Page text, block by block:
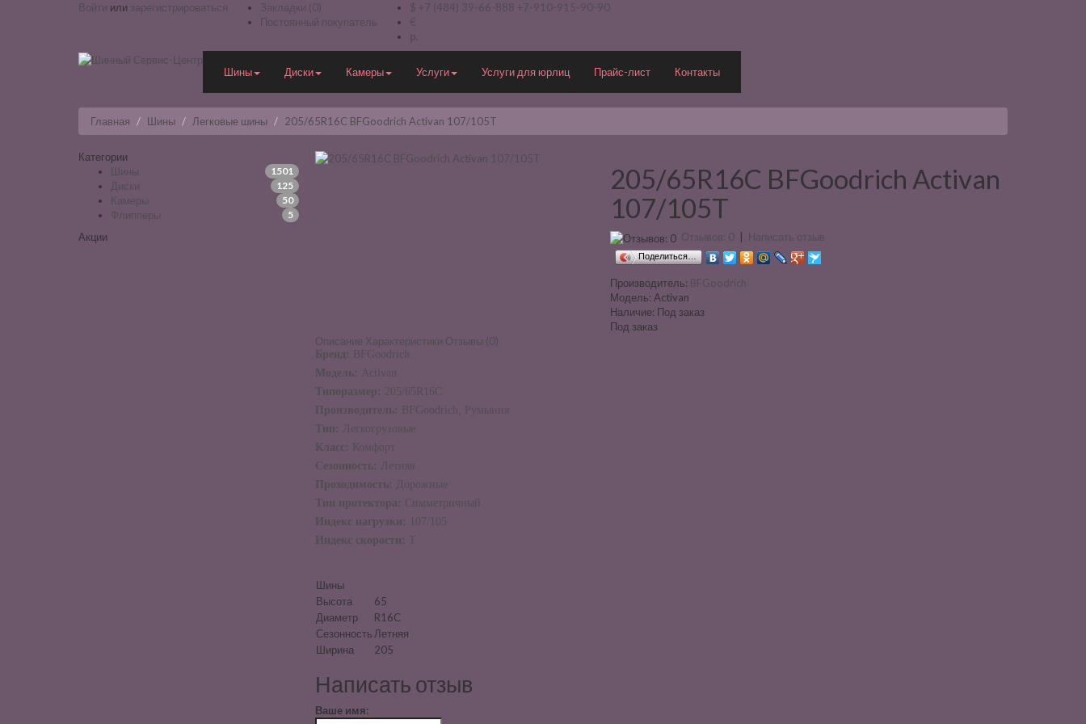
Войти или зарегистрироваться
Закладки (0)
Постоянный покупатель
$
€
р.
+7 (484) 39-66-888 +7-910-915-90-90
Шины Диски Камеры Услуги Услуги для юрлиц Прайс-лист Контакты
Главная Шины Легковые шины 205/65R16C BFGoodrich Activan 107/105T
Категории
Шины
1501
Диски 125
Камеры 50
Флипперы 5
Акции
205/65R16C BFGoodrich Activan
107/105T
Отзывов: 0 Написать отзыв
Поделиться…
Производитель: BFGoodrich
Модель: Activan
Наличие: Под заказ
Под заказ
Описание Характеристики Отзывы (0)
Бренд: BFGoodrich
Модель: Activan
Типоразмер: 205/65R16C
Производитель: BFGoodrich, Румыния
Тип: Легкогрузовые
Класс:
Комфорт
Сезонность: Летняя
Проходимость: Дорожные
Тип протектора: Симметричный
Индекс нагрузки:
107/105
Индекс скорости:
T
Шины
Высота
65
Диаметр
R16C
СезонностьЛетняя
Ширина
205
Написать отзыв
Ваше имя: